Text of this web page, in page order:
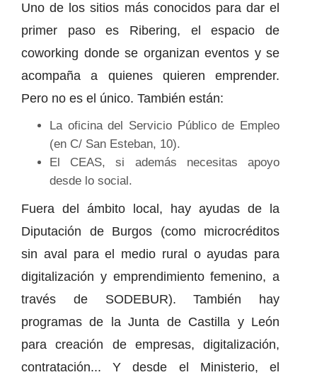
Uno de los sitios más conocidos para dar el
primer paso es Ribering, el espacio de
coworking donde se organizan eventos y se
acompaña a quienes quieren emprender.
Pero no es el único. También están:
La oficina del Servicio Público de Empleo
(en C/ San Esteban, 10).
El CEAS, si además necesitas apoyo
desde lo social.
Fuera del ámbito local, hay ayudas de la
Diputación de Burgos (como microcréditos
sin aval para el medio rural o ayudas para
digitalización y emprendimiento femenino, a
través de SODEBUR). También hay
programas de la Junta de Castilla y León
para creación de empresas, digitalización,
contratación... Y desde el Ministerio, el